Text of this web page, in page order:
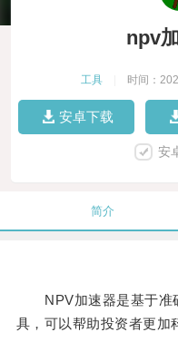
npv
工具 时间：
安卓下载
安
简介
NPV加速器是基于准
具，可以帮助投资者更加